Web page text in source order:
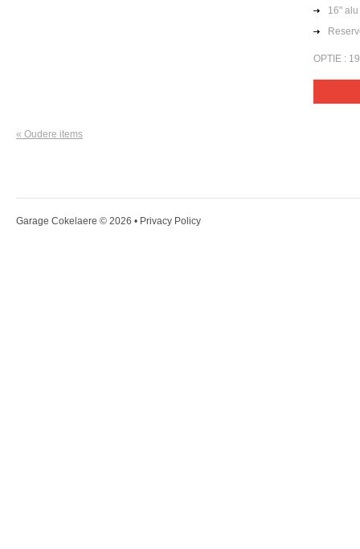
16"
OPTIE :
« Oudere items
Garage Cokelaere © 2026 • Privacy Policy